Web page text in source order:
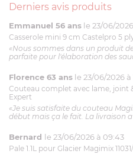
Derniers avis produits
Emmanuel 56 ans le 23/06/
Casserole mini 9 cm Castelpro 5
«Nous sommes dans un produit
parfaite pour l'élaboration des
Florence 63 ans le 23/06/2026 à
Couteau complet avec lame, joint
Expert
«Je suis satisfaite du couteau
début mais ça le fait. La livraison a
Bernard le 23/06/2026 à 09:43
Pale 1.1L pour Glacier Magimix 11031/